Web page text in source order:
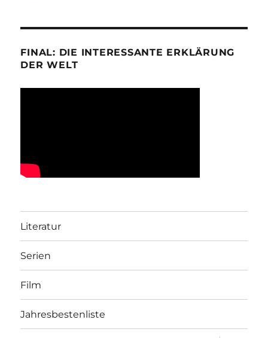
FINAL: DIE INTERESSANTE ERKLÄRUNG
DER WELT
Literatur
Serien
Film
Jahresbestenliste